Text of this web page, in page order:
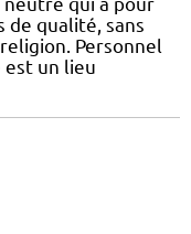
de qualité, sans
Personnel
un lieu